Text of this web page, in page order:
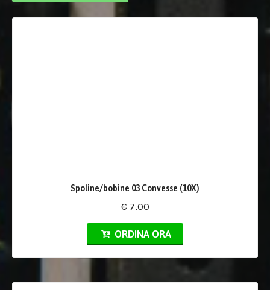
Spoline/bobine 03 Convesse (10X)
€ 7,00
ORDINA ORA